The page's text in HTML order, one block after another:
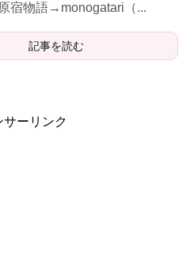
宿物語→monogatari（...
記事を読む
サーリンク